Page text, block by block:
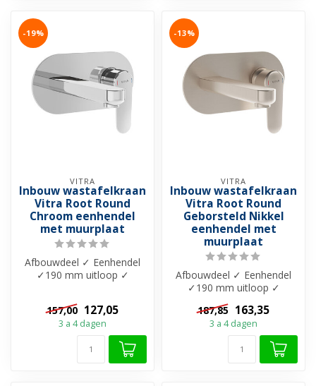
-19%
VITRA
Inbouw wastafelkraan
Vitra Root Round
Chroom eenhendel
met muurplaat
Afbouwdeel ✓ Eenhendel
✓190 mm uitloop ✓
Beschikbaar in 5 kle...
157,00 127,05
3 a 4 dagen
-13%
VITRA
Inbouw wastafelkraan
Vitra Root Round
Geborsteld Nikkel
eenhendel met
muurplaat
Afbouwdeel ✓ Eenhendel
✓190 mm uitloop ✓
Messing materiaal✓
Beschikbaar in 5 kle...
187,85 163,35
3 a 4 dagen